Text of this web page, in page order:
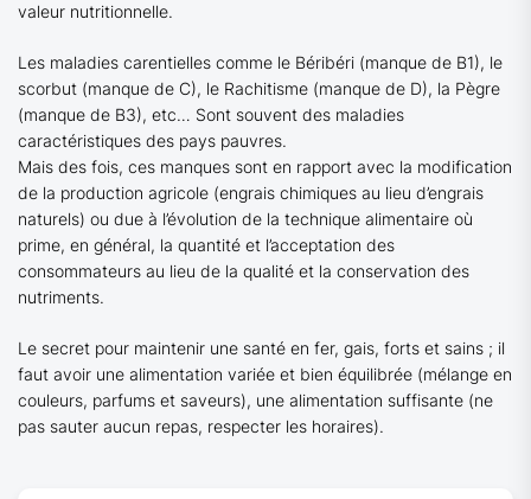
valeur nutritionnelle.
Les maladies carentielles comme le Béribéri (manque de B1), le
scorbut (manque de C), le Rachitisme (manque de D), la Pègre
(manque de B3), etc… Sont souvent des maladies
caractéristiques des pays pauvres.
Mais des fois, ces manques sont en rapport avec la modification
de la production agricole (engrais chimiques au lieu d’engrais
naturels) ou due à l’évolution de la technique alimentaire où
prime, en général, la quantité et l’acceptation des
consommateurs au lieu de la qualité et la conservation des
nutriments.
Le secret pour maintenir une santé en fer, gais, forts et sains ; il
faut avoir une alimentation variée et bien équilibrée (mélange en
couleurs, parfums et saveurs), une alimentation suffisante (ne
pas sauter aucun repas, respecter les horaires).